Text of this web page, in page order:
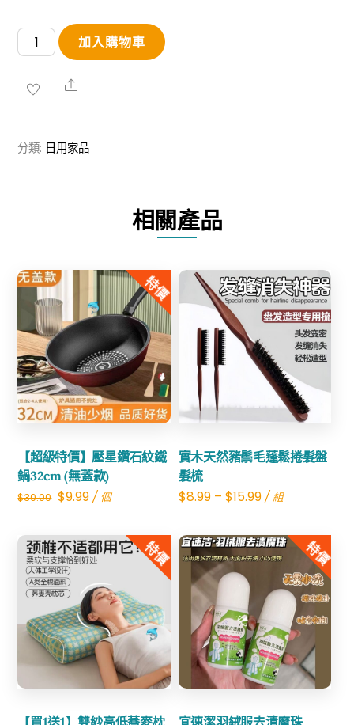
【買
送
納
你
器
數
量
加入購物車
Share
分類: 日用家品
相關產品
特價
【超級特價】壓星鑽石紋鐵
鍋32cm (無蓋款)
$30.00 Original
was:
$30.00.
$9.99Current
is:
$9.99.
/ 個
Share
實木天然豬鬃毛蓬鬆捲髮盤
髮梳
$8.99– $15.99/ 組
Share
特價
【買1送1】雙紗高低蕎麥枕
Share
特價
宜速潔羽絨服去漬魔珠
Share